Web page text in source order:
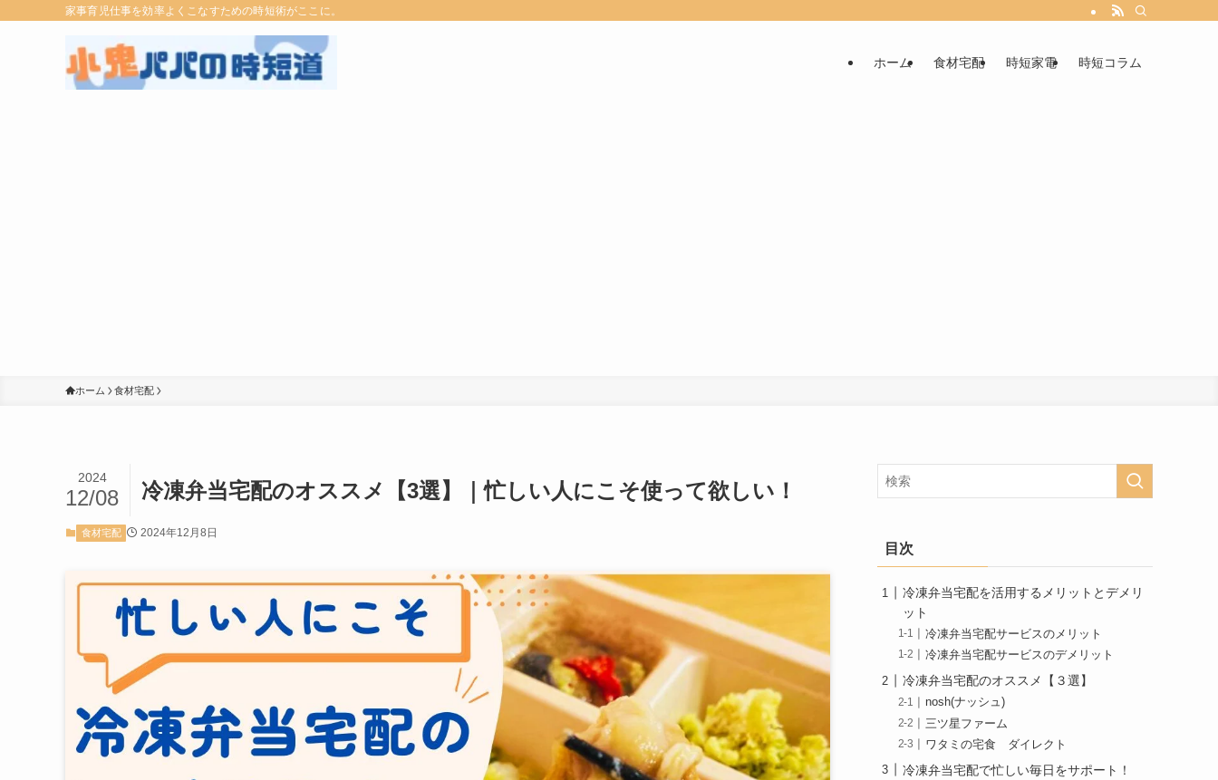
家事育児仕事を効率よくこなすための時短術がここに。
ホーム 食材宅配 時短家電 時短コラム
ホーム 食材宅配
冷凍弁当宅配のオススメ【3選】｜忙しい人にこそ使って欲しい！
2024
12/08
食材宅配 2024年12月8日
目次
冷凍弁当宅配を活用するメリットとデメリ
ット
冷凍弁当宅配サービスのメリット
冷凍弁当宅配サービスのデメリット
冷凍弁当宅配のオススメ【３選】
nosh(ナッシュ)
三ツ星ファーム
ワタミの宅食 ダイレクト
冷凍弁当宅配で忙しい毎日をサポート！